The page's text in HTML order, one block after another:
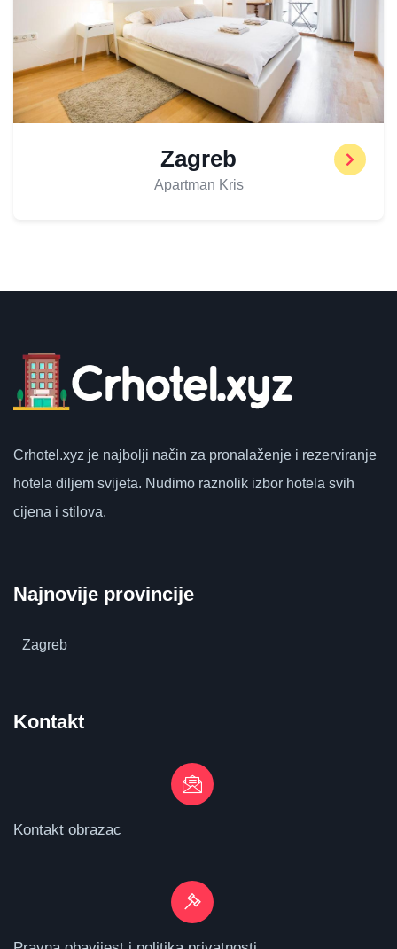
Zagreb
Apartman Kris
Crhotel.xyz je najbolji način za pronalaženje i rezerviranje
hotela diljem svijeta. Nudimo raznolik izbor hotela svih
cijena i stilova.
Najnovije provincije
Zagreb
Kontakt
Kontakt obrazac